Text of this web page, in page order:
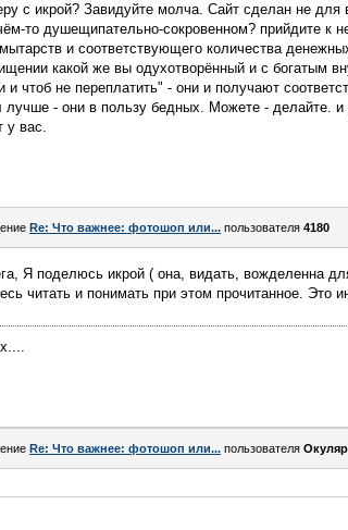
с икрой? Завидуйте молча. Сайт сделан не
то душещипательно-сокровенном? прийдите к
и соответствующего количества
какой же вы одухотворённый и с богатым
чтоб не переплатить" - они и получают
- они в пользу бедных. Можете - делайте. и
у вас.
Re: Что важнее: фотошоп или... пользователя 4180
Я поделюсь икрой ( она, видать, вожделенна
читать и понимать при этом прочитанное. Это
Re: Что важнее: фотошоп или... пользователя Окуляр